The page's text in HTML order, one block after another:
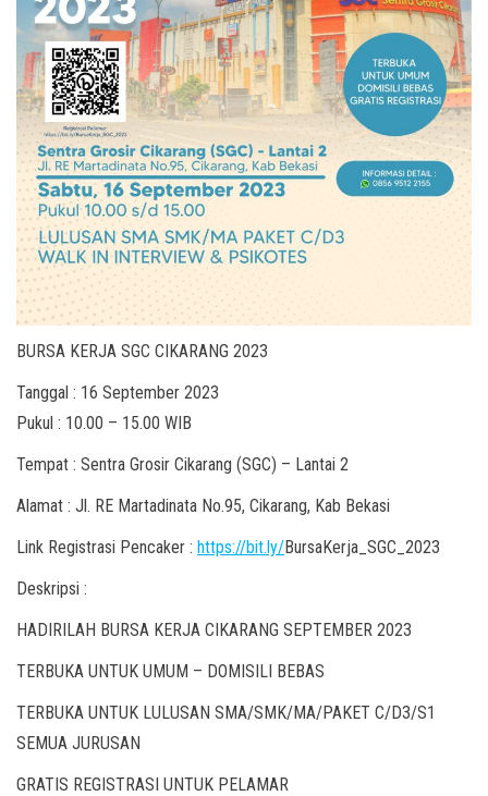
BURSA KERJA SGC CIKARANG 2023
Tanggal : 16 September 2023
Pukul : 10.00 – 15.00 WIB
Tempat : Sentra Grosir Cikarang (SGC) – Lantai 2
Alamat : Jl. RE Martadinata No.95, Cikarang, Kab Bekasi
Link Registrasi Pencaker : https://bit.ly/BursaKerja_SGC_2023
Deskripsi :
HADIRILAH BURSA KERJA CIKARANG SEPTEMBER 2023
TERBUKA UNTUK UMUM – DOMISILI BEBAS
TERBUKA UNTUK LULUSAN SMA/SMK/MA/PAKET C/D3/S1
SEMUA JURUSAN
GRATIS REGISTRASI UNTUK PELAMAR